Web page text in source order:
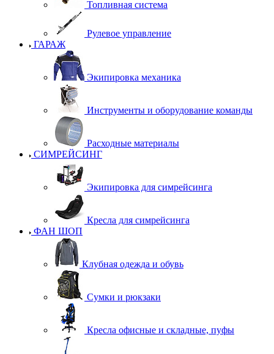
Топливная система
Рулевое управление
ГАРАЖ
Экипировка механика
Инструменты и оборудование команды
Расходные материалы
СИМРЕЙСИНГ
Экипировка для симрейсинга
Кресла для симрейсинга
ФАН ШОП
Клубная одежда и обувь
Сумки и рюкзаки
Кресла офисные и складные, пуфы